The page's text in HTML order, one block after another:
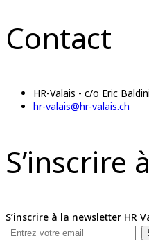
Contact
HR-Valais - c/o Eric
hr-valais@hr-valais.ch
S’inscrire
S’inscrire à la newsletter HR